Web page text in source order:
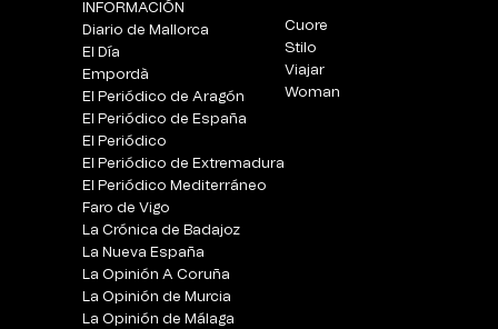
INFORMACIÓN
Diario de Mallorca
El Día
Empordà
El Periódico de Aragón
El Periódico de España
El Periódico
El Periódico de Extremadura
El Periódico Mediterráneo
Faro de Vigo
La Crónica de Badajoz
La Nueva España
La Opinión A Coruña
La Opinión de Murcia
La Opinión de Málaga
Cuore
Stilo
Viajar
Woman